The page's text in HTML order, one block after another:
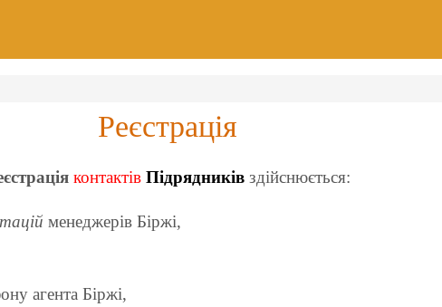
Реєстрація
контактів Підрядниківздійснюється:
менеджерів Біржі,
агента Біржі,